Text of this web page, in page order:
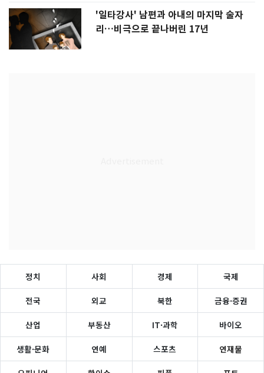
'일타강사' 남편과 아내의 마지막 술자
리…비극으로 끝나버린 17년
정치 사회 경제 국제
전국 외교 북한 금융·증권
산업 부동산 IT·과학 바이오
생활·문화 연예 스포츠 연재물